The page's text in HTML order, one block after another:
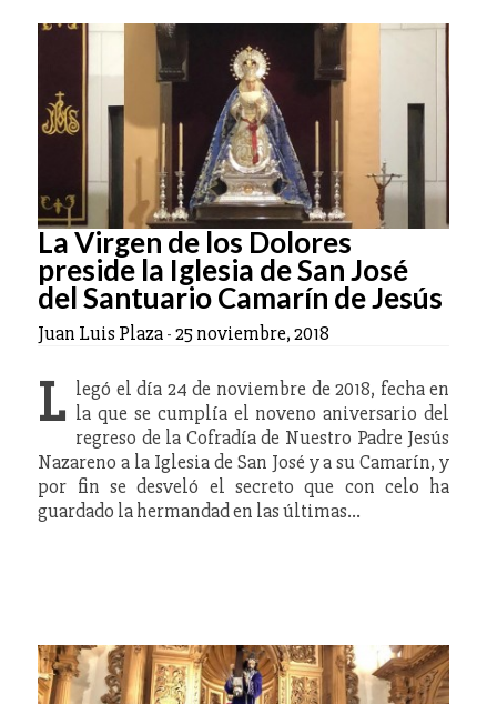
La Virgen de los Dolores
preside la Iglesia de San José
del Santuario Camarín de Jesús
Juan Luis Plaza-25 noviembre, 2018
L legó el día 24 de noviembre de 2018, fecha en
la que se cumplía el noveno aniversario del
regreso de la Cofradía de Nuestro Padre Jesús
Nazareno a la Iglesia de San José y a su Camarín, y
por fin se desveló el secreto que con celo ha
guardado la hermandad en las últimas…